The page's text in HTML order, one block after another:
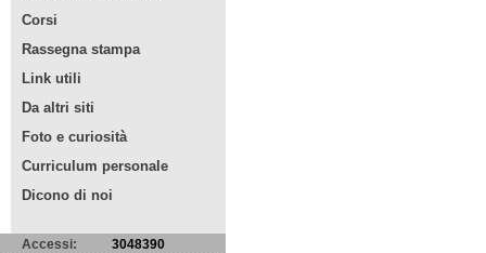
Corsi
Rassegna stampa
Link utili
Da altri siti
Foto e curiosità
Curriculum personale
Dicono di noi
Accessi:
3048390